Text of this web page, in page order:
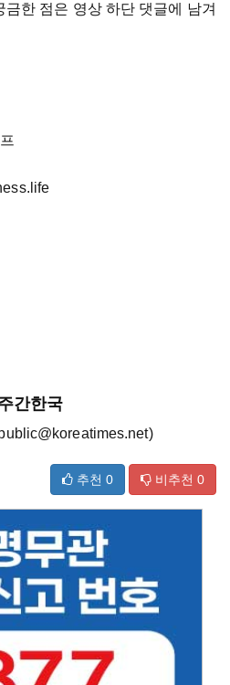
한 점은 영상 하단 댓글에 남겨
간한국
추천 0 비추천 0